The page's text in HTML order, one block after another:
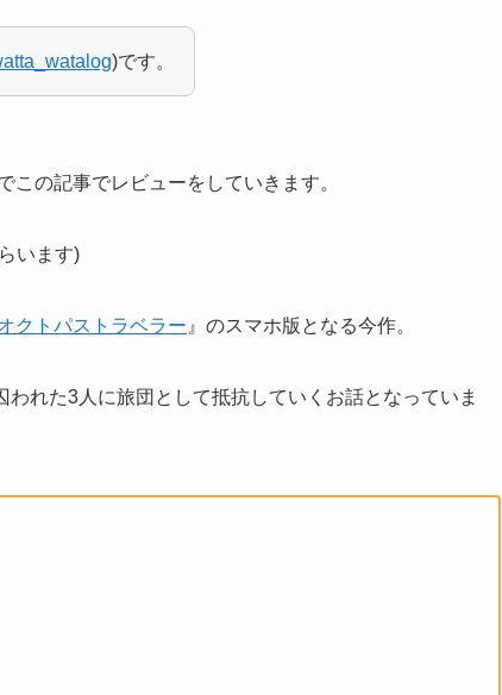
)です。
この記事でレビューをしていきます。
います)
クトパストラベラー 』のスマホ版となる今作。
れた3人に旅団として抵抗していくお話となっていま